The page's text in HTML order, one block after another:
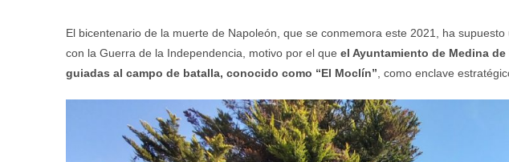
El bicentenario de la muerte de Napoleón, que se conmemora este 2021, ha
con la Guerra de la Independencia, motivo por el que el Ayuntamiento de Medina
guiadas al campo de batalla, conocido como “El Moclín” , como enclave